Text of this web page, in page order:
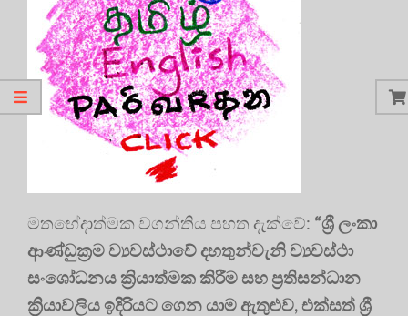
මතභේදාත්මක වගන්තිය පහත දැක්වේ: “ශ්‍රී ලංකා
ආණ්ඩුක්‍රම ව්‍යවස්ථාවේ දහතුන්වැනි ව්‍යවස්ථා
සංශෝධනය ක්‍රියාත්මක කිරීම සහ ප්‍රතිසන්ධාන
ක්‍රියාවලිය ඉදිරියට ගෙන යාම ඇතුළුව, එක්සත් ශ්‍රී